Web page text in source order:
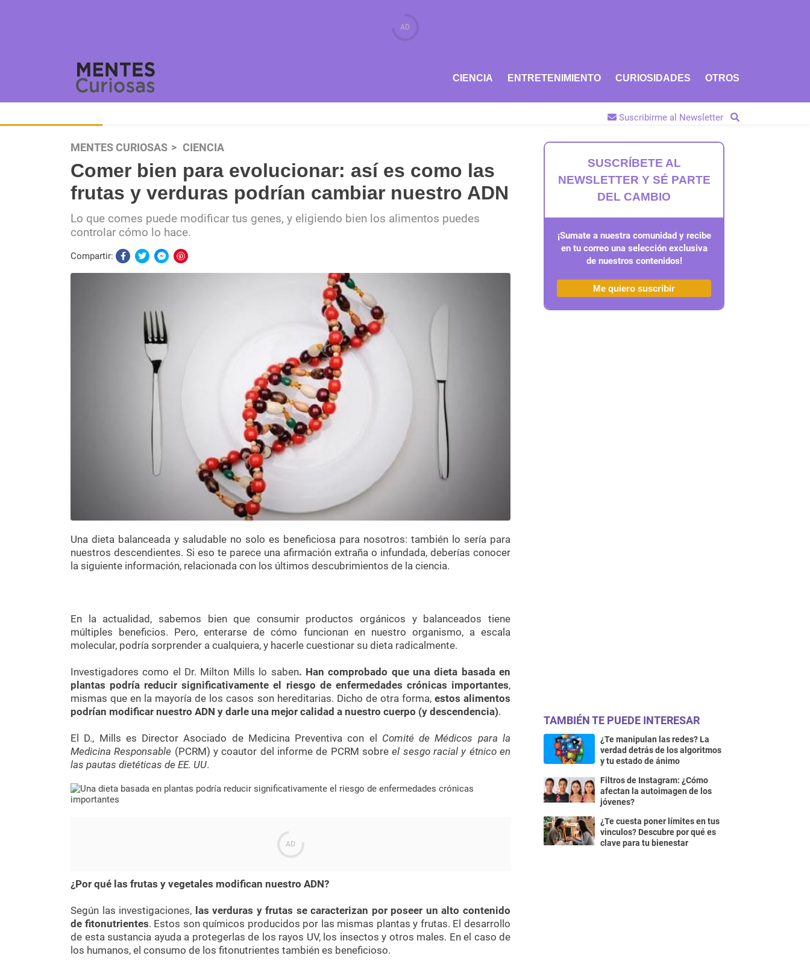
CIENCIA ENTRETENIMIENTO CURIOSIDADES OTROS
Suscribirme al Newsletter
MENTES CURIOSAS CIENCIA
Comer bien para evolucionar: así es como las
frutas y verduras podrían cambiar nuestro ADN
Lo que comes puede modificar tus genes, y eligiendo bien los alimentos puedes
controlar cómo lo hace.
Compartir:
Una dieta balanceada y saludable no solo es beneficiosa para nosotros: también lo sería para
nuestros descendientes. Si eso te parece una afirmación extraña o infundada, deberías conocer
la siguiente información, relacionada con los últimos descubrimientos de la ciencia.
En la actualidad, sabemos bien que consumir productos orgánicos y balanceados tiene
múltiples beneficios. Pero, enterarse de cómo funcionan en nuestro organismo, a escala
molecular, podría sorprender a cualquiera, y hacerle cuestionar su dieta radicalmente.
Investigadores como el Dr. Milton Mills lo saben. Han comprobado que una dieta basada en
plantas podría reducir significativamente el riesgo de enfermedades crónicas importantes,
mismas que en la mayoría de los casos son hereditarias. Dicho de otra forma, estos alimentos
podrían modificar nuestro ADN y darle una mejor calidad a nuestro cuerpo (y descendencia).
El D., Mills es Director Asociado de Medicina Preventiva con el Comité de Médicos para la
Medicina Responsable (PCRM) y coautor del informe de PCRM sobreel sesgo racial y étnico en
las pautas dietéticas de EE. UU.
¿Por qué las frutas y vegetales modifican nuestro ADN?
Según las investigaciones, las verduras y frutas se caracterizan por poseer un alto contenido
de fitonutrientes. Estos son químicos producidos por las mismas plantas y frutas. El desarrollo
de esta sustancia ayuda a protegerlas de los rayos UV, los insectos y otros males. En el caso de
los humanos, el consumo de los fitonutrientes también es beneficioso.
SUSCRÍBETE AL
NEWSLETTER Y SÉ PARTE
DEL CAMBIO
¡Sumate a nuestra comunidad y recibe
en tu correo una selección exclusiva
de nuestros contenidos!
Me quiero suscribir
TAMBIÉN TE PUEDE INTERESAR
¿Te manipulan las redes? La
verdad detrás de los algoritmos
y tu estado de ánimo
Filtros de Instagram: ¿Cómo
afectan la autoimagen de los
jóvenes?
¿Te cuesta poner límites en tus
vinculos? Descubre por qué es
clave para tu bienestar